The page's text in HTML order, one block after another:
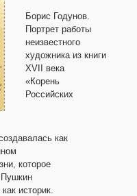
Борис Годунов.
Портрет работы
неизвестного
художника из книги
XVII века
«Корень
Российских
как
которое
Пушкин
историк.